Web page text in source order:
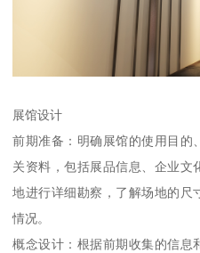
展馆设计
前期准备：明确展馆的使用目的
关资料，包括展品信息、企业文
地进行详细勘察，了解场地的尺
情况。
概念设计：根据前期收集的信息